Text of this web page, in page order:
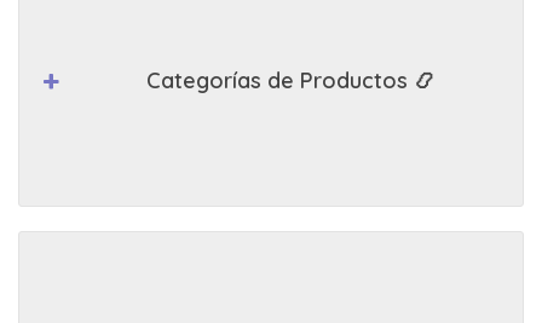
Categorías de Productos 📿